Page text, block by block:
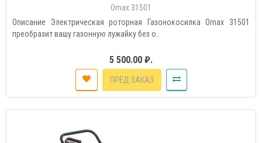
Omax 31501
Описание Электрическая роторная Газонокосилка Omax 31501
преобразит вашу газонную лужайку без о..
5 500.00 ₽.
ПРЕД ЗАКАЗ